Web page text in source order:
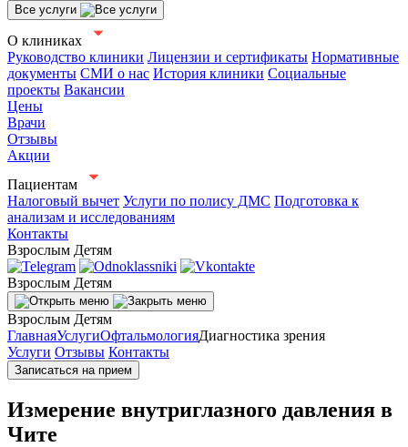
Все услуги
О клиниках
Руководство клиники Лицензии и сертификаты Нормативные
документы СМИ о нас История клиники Социальные
проекты Вакансии
Цены
Врачи
Отзывы
Акции
Пациентам
Налоговый вычет Услуги по полису ДМС Подготовка к
анализам и исследованиям
Контакты
Взрослым Детям
Взрослым Детям
Взрослым Детям
ГлавнаяУслугиОфтальмологияДиагностика зрения
Услуги Отзывы Контакты
Записаться на прием
Измерение внутриглазного давления в
Чите